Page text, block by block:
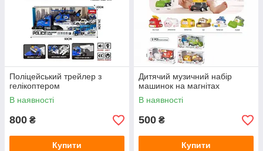
Поліцейський трейлер з
гелікоптером
В наявності
800 ₴
Купити
Дитячий музичний набір
машинок на магнітах
В наявності
500 ₴
Купити